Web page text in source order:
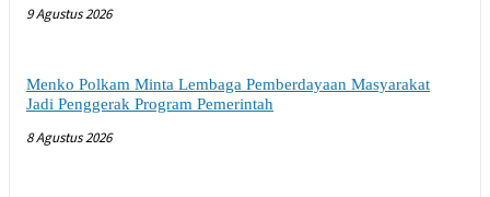
9 Agustus 2026
Menko Polkam Minta Lembaga Pemberdayaan Masyarakat
Jadi Penggerak Program Pemerintah
8 Agustus 2026